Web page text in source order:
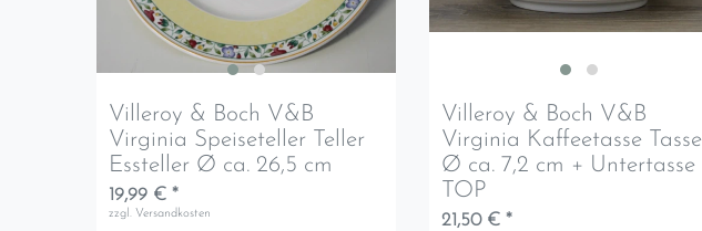
Villeroy & Boch V&B
Virginia Speiseteller Teller
Essteller Ø ca. 26,5 cm
19,99 € *
zzgl. Versandkosten
Villeroy & Boch V&B
Virginia Kaffeetasse Tasse
Ø ca. 7,2 cm + Untertasse
TOP
21,50 € *